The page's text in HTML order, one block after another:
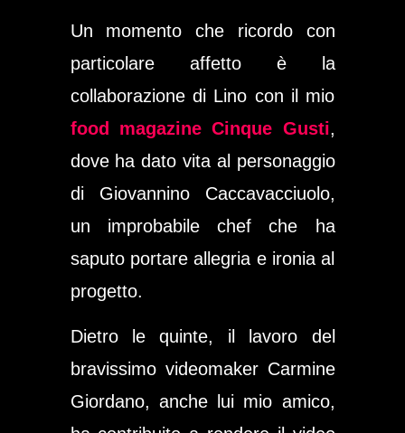
Un momento che ricordo con
particolare affetto è la
collaborazione di Lino con il mio
food magazine Cinque Gusti,
dove ha dato vita al personaggio
di Giovannino Caccavacciuolo,
un improbabile chef che ha
saputo portare allegria e ironia al
progetto.
Dietro le quinte, il lavoro del
bravissimo videomaker Carmine
Giordano, anche lui mio amico,